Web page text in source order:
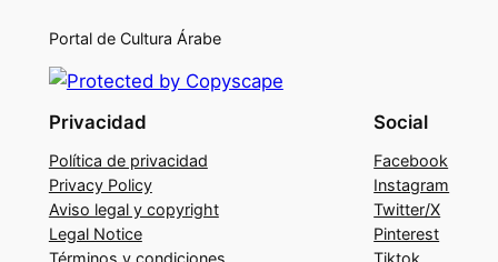
Portal de Cultura Árabe
Privacidad
Política de privacidad
Privacy Policy
Aviso legal y copyright
Legal Notice
Términos y condiciones
Social
Facebook
Instagram
Twitter/X
Pinterest
Tiktok